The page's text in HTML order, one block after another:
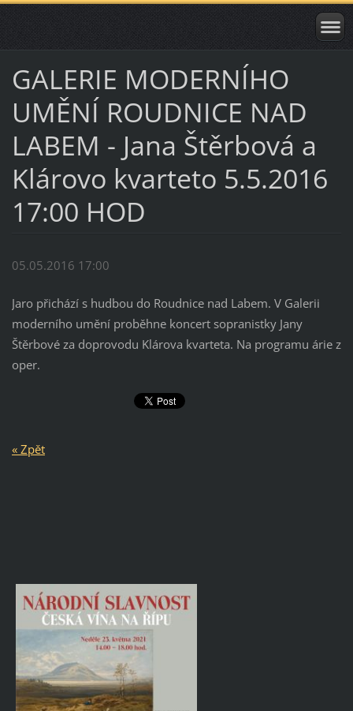
GALERIE MODERNÍHO
UMĚNÍ ROUDNICE NAD
LABEM - Jana Štěrbová a
Klárovo kvarteto 5.5.2016
17:00 HOD
05.05.2016 17:00
Jaro přichází s hudbou do Roudnice nad Labem. V Galerii
moderního umění proběhne koncert sopranistky Jany
Štěrbové za doprovodu Klárova kvarteta. Na programu árie z
oper.
« Zpět